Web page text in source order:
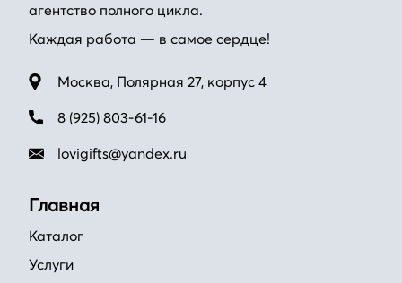
агентство полного цикла.
Каждая работа — в самое сердце!
Москва, Полярная 27, корпус 4
8 (925) 803-61-16
lovigifts@yandex.ru
Главная
Каталог
Услуги